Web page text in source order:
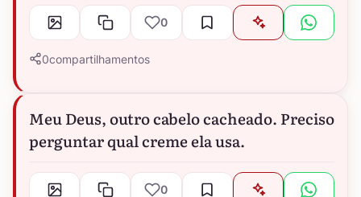
0
0compartilhamentos
Meu Deus, outro cabelo cacheado. Preciso
perguntar qual creme ela usa.
0